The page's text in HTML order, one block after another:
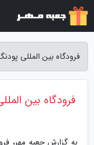
فرودگاه بین المللی
فرودگاه بین